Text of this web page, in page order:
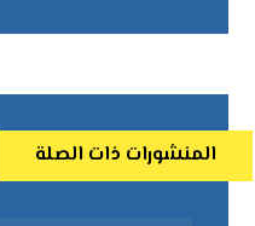
المنشورات ذات الصلة